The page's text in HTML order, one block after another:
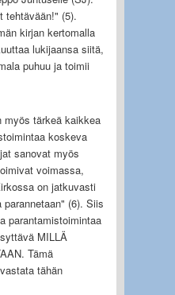
tehtävään!" (5).
kirjan kertomalla
lukijaansa siitä,
puhuu ja toimii
myös tärkeä kaikkea
koskeva
sanovat myös
voimassa,
on jatkuvasti
(6). Siis
parantamistoimintaa
MILLÄ
Tämä
tähän